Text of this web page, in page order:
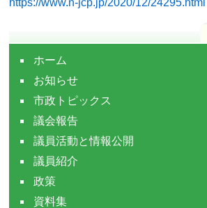
ホーム
お知らせ
市政トピックス
議会報告
議員活動と情報公開
議員紹介
政策
資料集